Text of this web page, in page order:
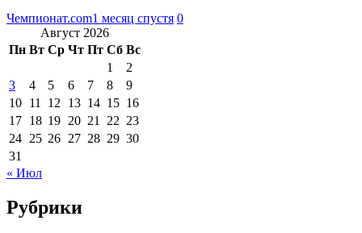
Чемпионат.com1 месяц спустя 0
Август 2026
Пн Вт Ср Чт Пт Сб Вс
1
2
3
4 5 6 7 8
9
10 11 12 13 14 15 16
17 18 19 20 21 22 23
24 25 26 27 28 29 30
31
« Июл
Рубрики